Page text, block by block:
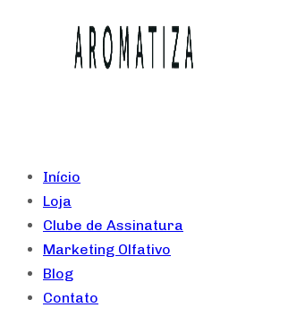
Início
Loja
Clube de Assinatura
Marketing Olfativo
Blog
Contato